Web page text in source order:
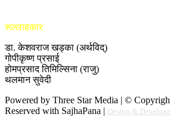
सल्लाहकार
डा. केशवराज खड्का (अर्थविद्)
गोपीकृष्ण प्रसाई
होमप्रसाद तिमिल्सिना (राजु)
थलमान सुवेदी
Powered by Three Star Media | ©
Reserved with SajhaPana | Design &